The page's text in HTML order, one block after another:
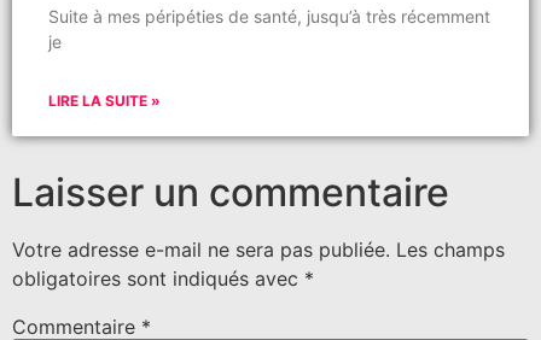
Suite à mes péripéties de santé, jusqu’à très récemment
je
LIRE LA SUITE »
Laisser un commentaire
Votre adresse e-mail ne sera pas publiée. Les champs
obligatoires sont indiqués avec *
Commentaire *